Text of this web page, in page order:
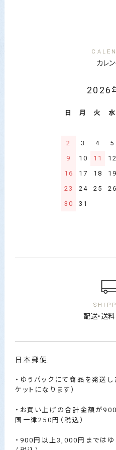
カレ
2026
日 月 火 水
2
3 4 5
9
10 11 12
16
17 18 19
23
24 25 26
30
31
配送・送
日本郵便
・ゆうパックにて商品を発送
ケットになります）
・お買い上げの合計金額が
国一律250円（税込）
・900円以上3,000円までは